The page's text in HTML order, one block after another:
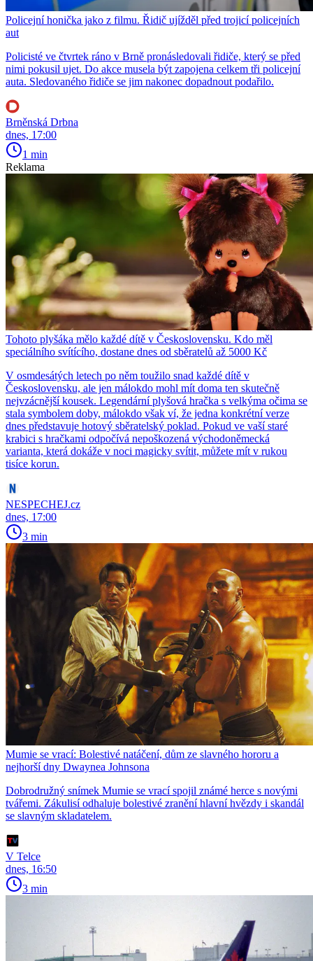
Policejní honička jako z filmu. Řidič ujížděl před trojicí policejních
aut
Policisté ve čtvrtek ráno v Brně pronásledovali řidiče, který se před
nimi pokusil ujet. Do akce musela být zapojena celkem tři policejní
auta. Sledovaného řidiče se jim nakonec dopadnout podařilo.
Brněnská Drbna
dnes, 17:00
1 min
Reklama
Tohoto plyšáka mělo každé dítě v Československu. Kdo měl
speciálního svítícího, dostane dnes od sběratelů až 5000 Kč
V osmdesátých letech po něm toužilo snad každé dítě v
Československu, ale jen málokdo mohl mít doma ten skutečně
nejvzácnější kousek. Legendární plyšová hračka s velkýma očima se
stala symbolem doby, málokdo však ví, že jedna konkrétní verze
dnes představuje hotový sběratelský poklad. Pokud ve vaší staré
krabici s hračkami odpočívá nepoškozená východoněmecká
varianta, která dokáže v noci magicky svítit, můžete mít v rukou
tisíce korun.
NESPECHEJ.cz
dnes, 17:00
3 min
Mumie se vrací: Bolestivé natáčení, dům ze slavného hororu a
nejhorší dny Dwaynea Johnsona
Dobrodružný snímek Mumie se vrací spojil známé herce s novými
tvářemi. Zákulisí odhaluje bolestivé zranění hlavní hvězdy i skandál
se slavným skladatelem.
V Telce
dnes, 16:50
3 min